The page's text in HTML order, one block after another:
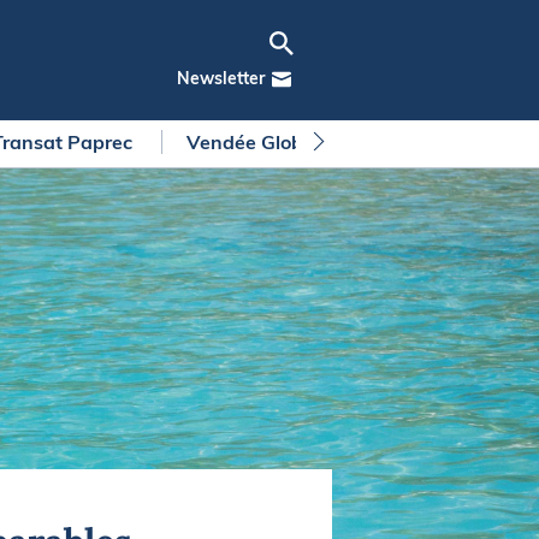
Newsletter
Paprec Vendée Globe